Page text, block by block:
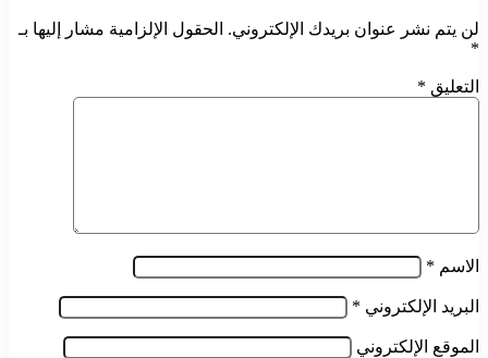
لن يتم نشر عنوان بريدك الإلكتروني. الحقول الإلزامية مشار إليها بـ
*
التعليق *
الاسم *
البريد الإلكتروني *
الموقع الإلكتروني